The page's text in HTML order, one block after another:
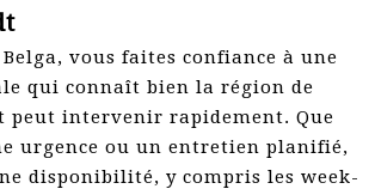
vous faites confiance à une
qui connaît bien la région de
peut intervenir rapidement. Que
urgence ou un entretien planifié,
disponibilité, y compris les week-